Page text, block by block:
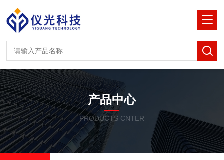
产品中心
PRODUCTS CNTER